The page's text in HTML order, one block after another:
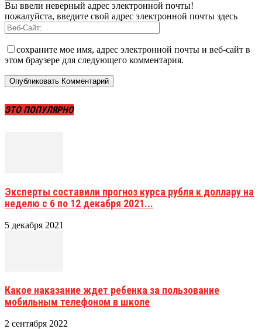
Вы ввели неверный адрес электронной почты!
пожалуйста, введите свой адрес электронной почты здесь
сохраните мое имя, адрес электронной почты и веб-сайт в
этом браузере для следующего комментария.
ЭТО ПОПУЛЯРНО
Эксперты составили прогноз курса рубля к доллару на
неделю с 6 по 12 декабря 2021...
5 декабря 2021
Какое наказание ждет ребенка за пользование
мобильным телефоном в школе
2 сентября 2022